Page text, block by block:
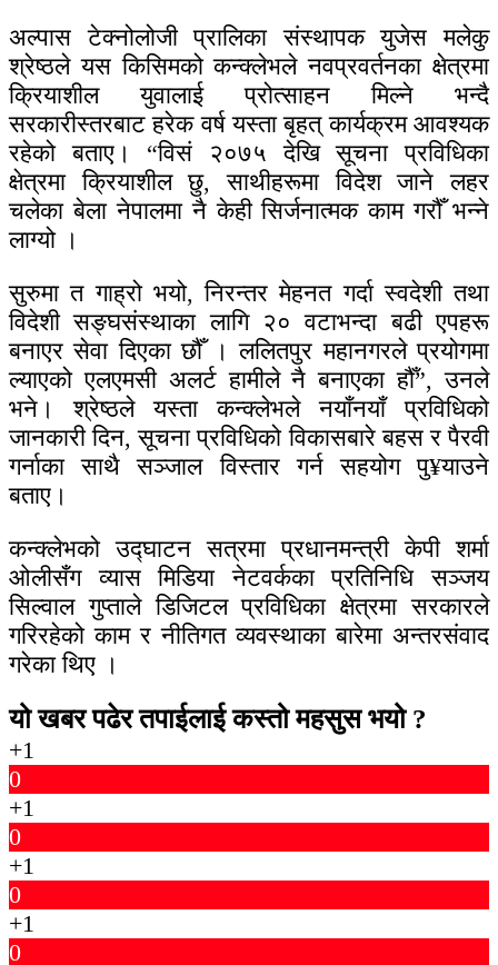
अल्पास टेक्नोलोजी प्रालिका संस्थापक युजेस मलेकु
श्रेष्ठले यस किसिमको कन्क्लेभले नवप्रवर्तनका क्षेत्रमा
क्रियाशील युवालाई प्रोत्साहन मिल्ने भन्दै
सरकारीस्तरबाट हरेक वर्ष यस्ता बृहत् कार्यक्रम आवश्यक
रहेको बताए। “विसं २०७५ देखि सूचना प्रविधिका
क्षेत्रमा क्रियाशील छु, साथीहरूमा विदेश जाने लहर
चलेका बेला नेपालमा नै केही सिर्जनात्मक काम गरौँ भन्ने
लाग्यो ।
सुरुमा त गाह्रो भयो, निरन्तर मेहनत गर्दा स्वदेशी तथा
विदेशी सङ्घसंस्थाका लागि २० वटाभन्दा बढी एपहरू
बनाएर सेवा दिएका छौँ । ललितपुर महानगरले प्रयोगमा
ल्याएको एलएमसी अलर्ट हामीले नै बनाएका हौँ”, उनले
भने। श्रेष्ठले यस्ता कन्क्लेभले नयाँनयाँ प्रविधिको
जानकारी दिन, सूचना प्रविधिको विकासबारे बहस र पैरवी
गर्नाका साथै सञ्जाल विस्तार गर्न सहयोग पु¥याउने
बताए।
कन्क्लेभको उद्घाटन सत्रमा प्रधानमन्त्री केपी शर्मा
ओलीसँग व्यास मिडिया नेटवर्कका प्रतिनिधि सञ्जय
सिल्वाल गुप्ताले डिजिटल प्रविधिका क्षेत्रमा सरकारले
गरिरहेको काम र नीतिगत व्यवस्थाका बारेमा अन्तरसंवाद
गरेका थिए ।
यो खबर पढेर तपाईलाई कस्तो महसुस भयो ?
+1
0
+1
0
+1
0
+1
0